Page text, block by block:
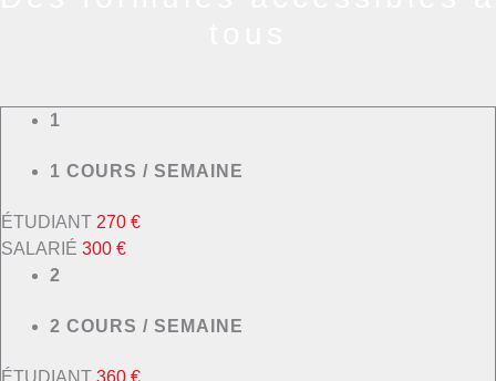
1
1 COURS / SEMAINE
ÉTUDIANT 270 €
SALARIÉ 300 €
2
2 COURS / SEMAINE
ÉTUDIANT 360 €